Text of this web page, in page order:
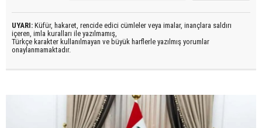
UYARI: Küfür, hakaret, rencide edici cümleler veya imalar, inançlara saldırı
içeren, imla kuralları ile yazılmamış,
Türkçe karakter kullanılmayan ve büyük harflerle yazılmış yorumlar
onaylanmamaktadır.